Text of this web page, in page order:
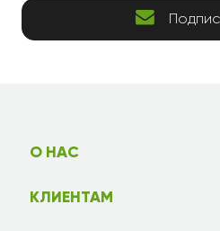
О НАС
КЛИЕНТАМ